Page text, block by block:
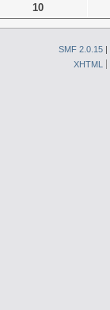
10
SMF 2.0.15 |
XHTML